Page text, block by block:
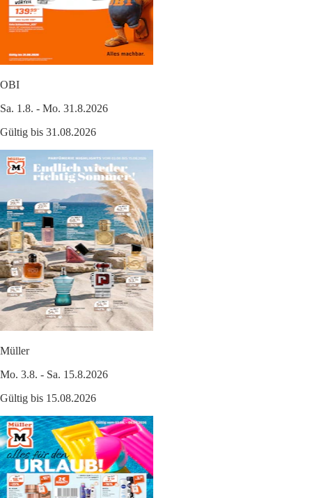
OBI
Sa. 1.8. - Mo. 31.8.2026
Gültig bis 31.08.2026
Müller
Mo. 3.8. - Sa. 15.8.2026
Gültig bis 15.08.2026